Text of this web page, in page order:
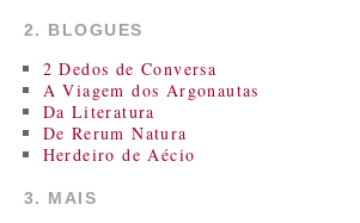
2. BLOGUES
2 Dedos de Conversa
A Viagem dos Argonautas
Da Literatura
De Rerum Natura
Herdeiro de Aécio
3. MAIS